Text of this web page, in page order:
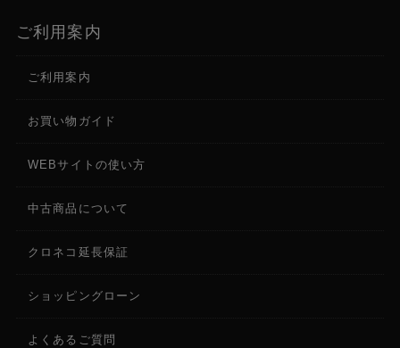
ご利用案内
ご利用案内
お買い物ガイド
WEBサイトの使い方
中古商品について
クロネコ延長保証
ショッピングローン
よくあるご質問